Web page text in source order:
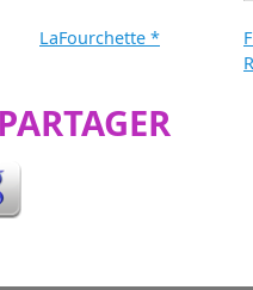
LaFourchette *